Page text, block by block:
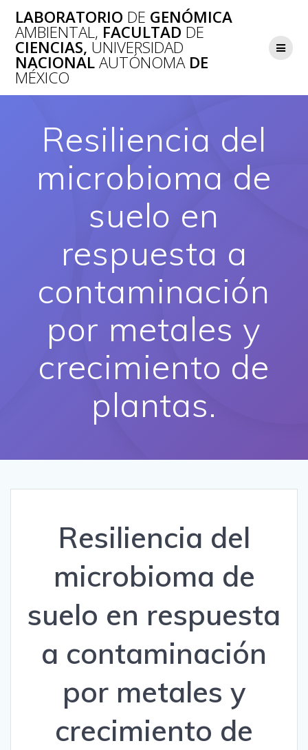
al
contenido
LABORATORIO DE GENÓMICA
AMBIENTAL, FACULTAD DE
CIENCIAS, UNIVERSIDAD
NACIONALAUTÓNOMADE
MÉXICO
Resiliencia del
microbioma de
suelo en
respuesta a
contaminación
por metales y
crecimiento de
plantas.
Resiliencia del
microbioma de
suelo en respuesta
a contaminación
por metales y
crecimiento de